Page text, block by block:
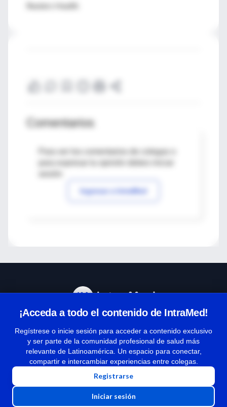
Reuters Health
Comentarios
Para ver los comentarios de colegas o
Ingresar a IntraMed
¡Acceda a todo el contenido de IntraMed!
Regístrese o inicie sesión para acceder a contenido exclusivo
y ser parte de la comunidad profesional de salud más
relevante de Latinoamérica. Un espacio para conectar,
compartir e intercambiar experiencias entre colegas.
Registrarse
Iniciar sesión
Términos y condiciones
| Políticas de privacidad
| Todos los derechos reservados | Copyright 1997-2026